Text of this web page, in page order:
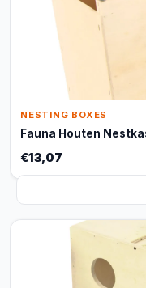
NESTING BOXES
Fauna Houten
€13,07